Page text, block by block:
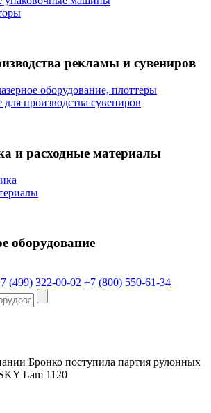
рекламы и сувениров
оборудование, плоттеры
производства сувениров
и расходные материалы
оборудование
(499) 322-00-02 +7 (800) 550-61-34
Бронко поступила партия рулонных
Lam 1120